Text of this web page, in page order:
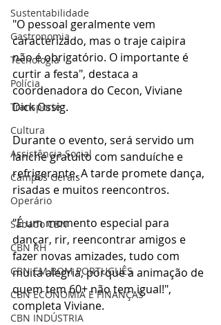
Sustentabilidade
Gastronomia
Tecnologia
Polícia
Transporte
Cultura
Assistência Social
Campos Gerais
Operário
Sábado CBN
CBN RH
CBN EM BOM PORTUGUÊS
CBN ECONOMIA E FINANÇAS
CBN INDÚSTRIA
"O pessoal geralmente vem
caracterizado, mas o traje caipira
não é obrigatório. O importante é
curtir a festa", destaca a
coordenadora do Cecon, Viviane
Dick Ossig.
Durante o evento, será servido um
lanche gratuito com sanduíche e
refrigerante. A tarde promete dança,
risadas e muitos reencontros.
"É um momento especial para
dançar, rir, reencontrar amigos e
fazer novas amizades, tudo com
muita alegria, porque a animação de
quem tem 60+ não tem igual!",
completa Viviane.